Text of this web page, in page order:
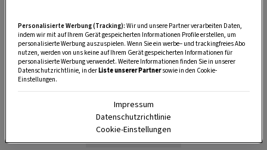
Personalisierte Werbung (Tracking): Wir und unsere Partner verarbeiten Daten,
indem wir mit auf Ihrem Gerät gespeicherten Informationen Profile erstellen, um
personalisierte Werbung auszuspielen. Wenn Sie ein werbe– und trackingfreies Abo
nutzen, werden von uns keine auf Ihrem Gerät gespeicherten Informationen für
personalisierte Werbung verwendet. Weitere Informationen finden Sie in unserer
Datenschutzrichtlinie, in derListe unserer Partnersowie in den Cookie-
Einstellungen.
Impressum
Datenschutzrichtlinie
Cookie-Einstellungen